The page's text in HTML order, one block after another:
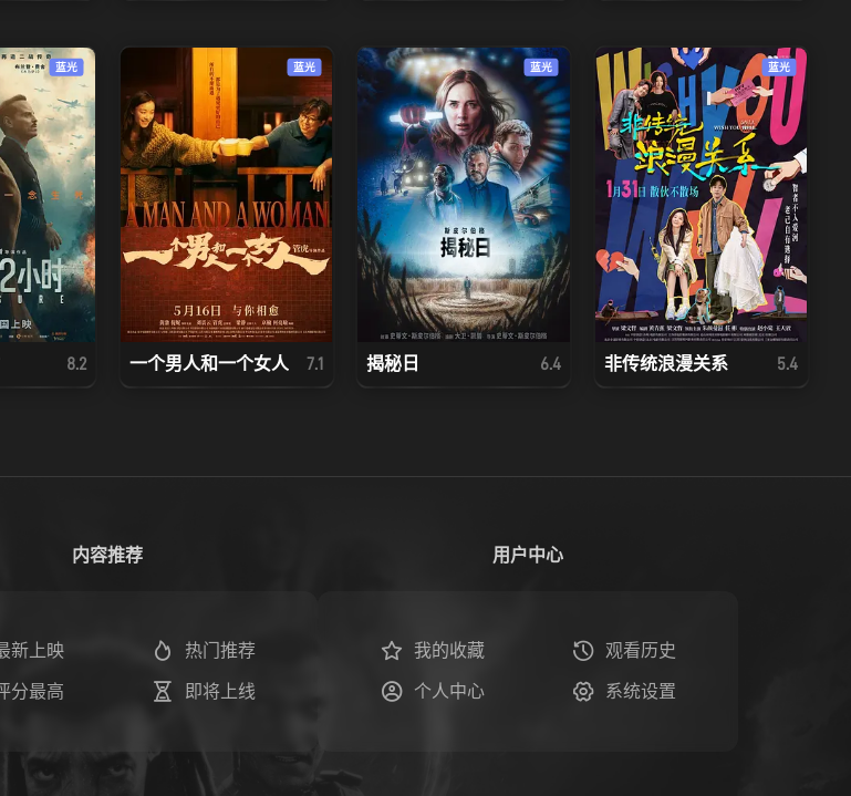
蓝光
8.2
蓝光
一个男人和一个女人 7.1
蓝光
揭秘日 6.4
蓝光
非传统浪漫关系 5.4
内容推荐
新上映 热门推荐
分最高 即将上线
用户中心
我的收藏 观看历史
个人中心 系统设置